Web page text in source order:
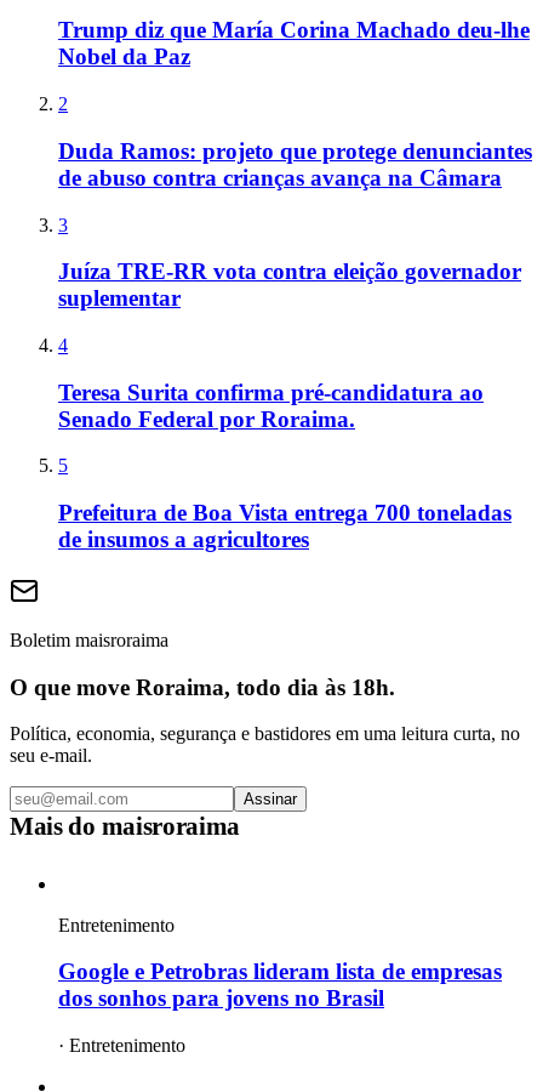
Trump diz que María Corina Machado deu-lhe
Nobel da Paz
2
Duda Ramos: projeto que protege denunciantes
de abuso contra crianças avança na Câmara
3
Juíza TRE-RR vota contra eleição governador
suplementar
4
Teresa Surita confirma pré-candidatura ao
Senado Federal por Roraima.
5
Prefeitura de Boa Vista entrega 700 toneladas
de insumos a agricultores
Boletim maisroraima
O que move Roraima, todo dia às 18h.
Política, economia, segurança e bastidores em uma leitura curta, no
seu e-mail.
Assinar
Mais do maisroraima
Entretenimento
Google e Petrobras lideram lista de empresas
dos sonhos para jovens no Brasil
· Entretenimento